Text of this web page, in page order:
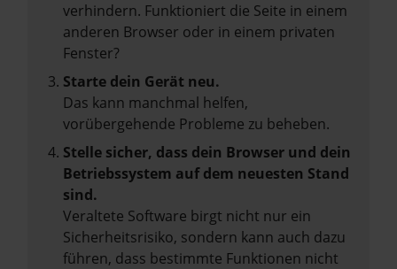
verhindern. Funktioniert die Seite in einem
anderen Browser oder in einem privaten
Fenster?
Starte dein Gerät neu.
Das kann manchmal helfen,
vorübergehende Probleme zu beheben.
Stelle sicher, dass dein Browser und dein
Betriebssystem auf dem neuesten Stand
sind.
Veraltete Software birgt nicht nur ein
Sicherheitsrisiko, sondern kann auch dazu
führen, dass bestimmte Funktionen nicht